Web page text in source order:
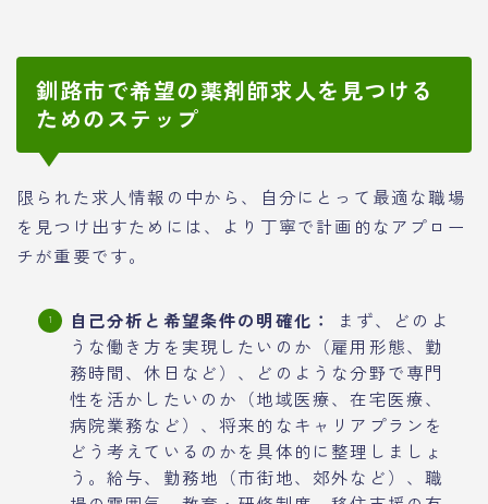
釧路市で希望の薬剤師求人を見つける
ためのステップ
限られた求人情報の中から、自分にとって最適な職場
を見つけ出すためには、より丁寧で計画的なアプロー
チが重要です。
自己分析と希望条件の明確化：
まず、どのよ
うな働き方を実現したいのか（雇用形態、勤
務時間、休日など）、どのような分野で専門
性を活かしたいのか（地域医療、在宅医療、
病院業務など）、将来的なキャリアプランを
どう考えているのかを具体的に整理しましょ
う。給与、勤務地（市街地、郊外など）、職